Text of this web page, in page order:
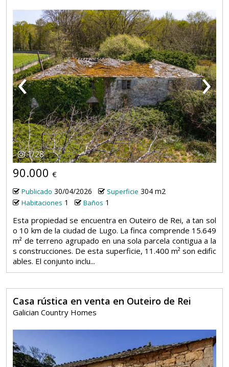
‹ ›
1/28
90.000 €
Publicado 30/04/2026 Superficie 304 m2
Habitaciones 1 Baños 1
Esta propiedad se encuentra en Outeiro de Rei, a tan sol
o 10 km de la ciudad de Lugo. La finca comprende 15.649
m² de terreno agrupado en una sola parcela contigua a la
s construcciones. De esta superficie, 11.400 m² son edific
ables. El conjunto inclu...
Casa rústica en venta en Outeiro de Rei
Galician Country Homes